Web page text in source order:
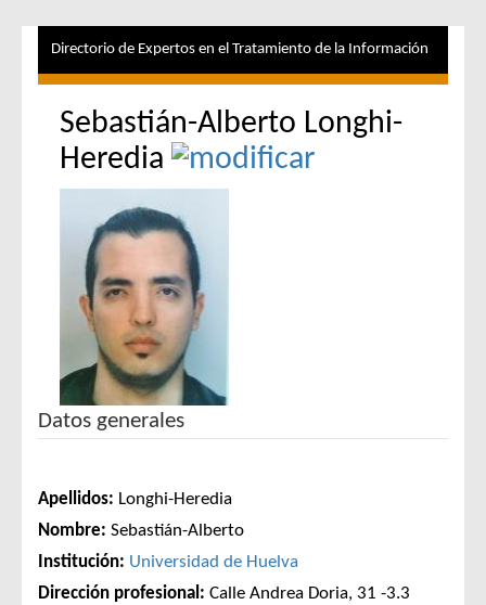
Directorio de Expertos en el Tratamiento de la Información
Sebastián-Alberto Longhi-
Heredia
Datos generales
Apellidos: Longhi-Heredia
Nombre: Sebastián-Alberto
Institución: Universidad de Huelva
Dirección profesional: Calle Andrea Doria, 31 -3.3